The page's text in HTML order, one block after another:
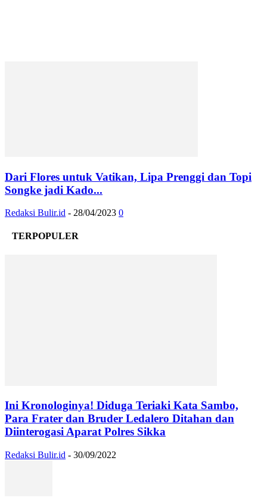
Dari Flores untuk Vatikan, Lipa Prenggi dan Topi
Songke jadi Kado...
Redaksi Bulir.id - 28/04/2023 0
TERPOPULER
Ini Kronologinya! Diduga Teriaki Kata Sambo,
Para Frater dan Bruder Ledalero Ditahan dan
Diinterogasi Aparat Polres Sikka
Redaksi Bulir.id - 30/09/2022